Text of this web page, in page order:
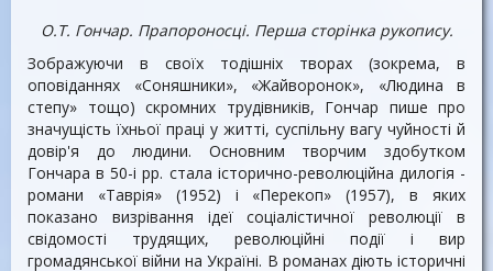
О.Т. Гончар. Прапороносці. Перша сторінка рукопису.
Зображуючи в своїх тодішніх творах (зокрема, в
оповіданнях «Соняшники», «Жайворонок», «Людина в
степу» тощо) скромних трудівників, Гончар пише про
значущість їхньої праці у житті, суспільну вагу чуйності й
довір'я до людини. Основним творчим здобутком
Гончара в 50-і pp. стала історично-революційна дилогія -
романи «Таврія» (1952) і «Перекоп» (1957), в яких
показано визрівання ідеї соціалістичної революції в
свідомості трудящих, революційні події і вир
громадянської війни на Україні. В романах діють історичні